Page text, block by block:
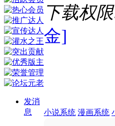
发消
息
下载权
金]
小说系统 漫画系统